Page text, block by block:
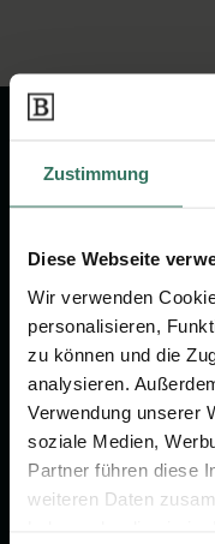
Zustimmung
Diese Webseite
Wir verwenden
personalisieren,
zu können und die
analysieren.
Verwendung unserer
soziale Medien,
Partner führen diese
weiteren Daten
Wir sind Ihr
Vorsorge.
Jetzt
FÜR SIE
Vergleich